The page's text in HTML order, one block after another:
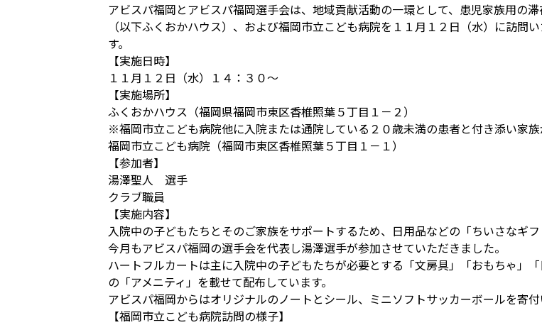
アビスパ福岡とアビスパ福岡選手会は、地域貢献活動の一環として、患児家族用の
（以下ふくおかハウス）、および福岡市立こども病院を１１月１２日（水）に訪問
す。
【実施日時】
１１月１２日（水）１４：３０～
【実施場所】
ふくおかハウス（福岡県福岡市東区香椎照葉５丁目１－２）
※福岡市立こども病院他に入院または通院している２０歳未満の患者と付き添い家
福岡市立こども病院（福岡市東区香椎照葉５丁目１－１）
【参加者】
湯澤聖人 選手
クラブ職員
【実施内容】
入院中の子どもたちとそのご家族をサポートするため、日用品などの「ちいさなギ
今月もアビスパ福岡の選手会を代表し湯澤選手が参加させていただきました。
ハートフルカートは主に入院中の子どもたちが必要とする「文房具」「おもちゃ」
の「アメニティ」を載せて配布しています。
アビスパ福岡からはオリジナルのノートとシール、ミニソフトサッカーボールを寄付
【福岡市立こども病院訪問の様子】